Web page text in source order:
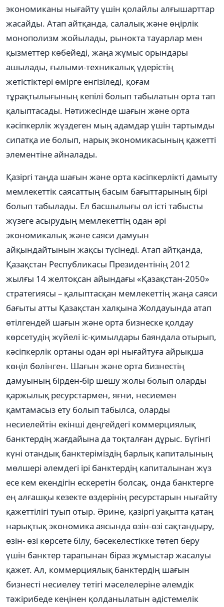
экономиканы нығайту үшін қолайлы алғышарттар
жасайды. Атап айтқанда, салалық жəне өңірлік
монополизм жойылады, рынокта тауарлар мен
қызметтер көбейеді, жаңа жұмыс орындары
ашылады, ғылыми-техникалық үдерістің
жетістіктері өмірге енгізіледі, қоғам
тұрақтылығының кепілі болып табылатын орта тап
қалыптасады. Нəтижесінде шағын жəне орта
кəсіпкерлік жүздеген мың адамдар үшін тартымды
сипатқа ие болып, нарық экономикасының қажетті
элементіне айналады.
Қазіргі таңда шағын жəне орта кəсіпкерлікті дамыту
мемлекеттік саясаттың басым бағыттарының бірі
болып табылады. Ел басшылығы ол істі табысты
жүзеге асырудың мемлекеттің одан əрі
экономикалық жəне саяси дамуын
айқындайтынын жақсы түсінеді. Атап айтқанда,
Қазақстан Республикасы Президентінің 2012
жылғы 14 желтоқсан айындағы «Қазақстан-2050»
стратегиясы – қалыптасқан мемлекеттің жаңа саяси
бағыты атты Қазақстан халқына Жолдауында атап
өтілгендей шағын жəне орта бизнеске қолдау
көрсетудің жүйелі іс-қимылдары баяндала отырып,
кəсіпкерлік ортаны одан əрі нығайтуға айрықша
көңіл бөлінген. Шағын жəне орта бизнестің
дамуының бірден-бір шешу жолы болып оларды
қаржылық ресурстармен, яғни, несиемен
қамтамасыз ету болып табылса, оларды
несиелейтін екінші деңгейдегі коммерциялық
банктердің жағдайына да тоқталған дұрыс. Бүгінгі
күні отандық банктеріміздің барлық капиталының
мөлшері əлемдегі ірі банктердің капиталынан жүз
есе кем екендігін ескеретін болсақ, онда банктерге
ең алғашқы кезекте өздерінің ресурстарын нығайту
қажеттілігі туып отыр. Əрине, қазіргі уақытта қатаң
нарықтық экономика аясында өзін-өзі сақтандыру,
өзін- өзі көрсете білу, бəсекелестікке төтеп беру
үшін банктер тарапынан біраз жұмыстар жасалуы
қажет. Ал, коммерциялық банктердің шағын
бизнесті несиелеу тетігі мəселелеріне əлемдік
тəжірибеде кеңінен қолданылатын əдістемелік